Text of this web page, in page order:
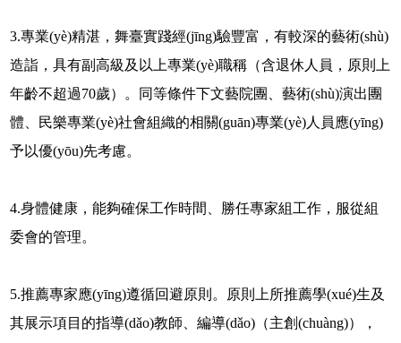
3.專業(yè)精湛，舞臺實踐經(jīng)驗豐富，有較深的藝術(shù)
造詣，具有副高級及以上專業(yè)職稱（含退休人員，原則上
年齡不超過70歲）。同等條件下文藝院團、藝術(shù)演出團
體、民樂專業(yè)社會組織的相關(guān)專業(yè)人員應(yīng)
予以優(yōu)先考慮。
4.身體健康，能夠確保工作時間、勝任專家組工作，服從組
委會的管理。
5.推薦專家應(yīng)遵循回避原則。原則上所推薦學(xué)生及
其展示項目的指導(dǎo)教師、編導(dǎo)（主創(chuàng)），